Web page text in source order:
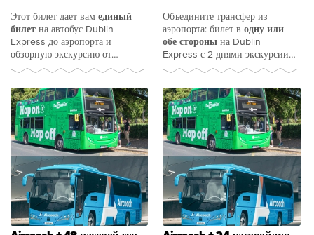
Этот билет дает вам единый
билет на автобус Dublin
Express до аэропорта и
обзорную экскурсию от
туристической компании № 1 в
Объедините трансфер из
аэропорта: билет водну или
обе стороны на Dublin
Express с 2 днями экскурсии
Hop-on Hop-off.